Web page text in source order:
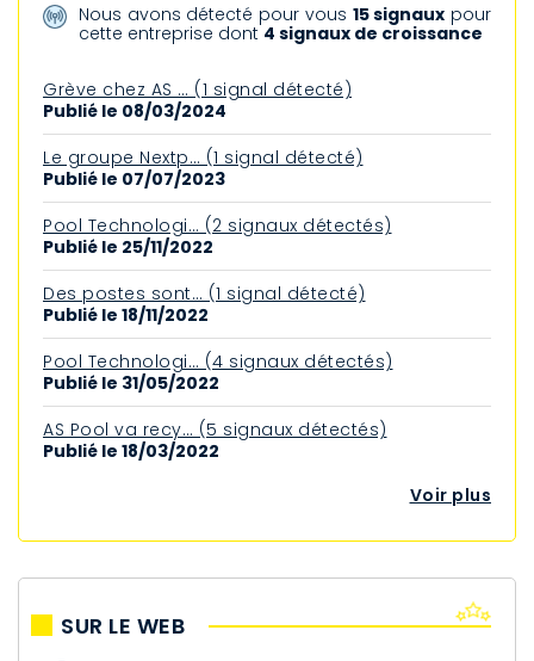
Nous avons détecté pour vous 15 signaux pour
cette entreprise dont4 signaux de croissance
Grève chez AS … (1 signal détecté)
Publié le 08/03/2024
Le groupe Nextp… (1 signal détecté)
Publié le 07/07/2023
Pool Technologi… (2 signaux détectés)
Publié le 25/11/2022
Des postes sont… (1 signal détecté)
Publié le 18/11/2022
Pool Technologi… (4 signaux détectés)
Publié le 31/05/2022
AS Pool va recy… (5 signaux détectés)
Publié le 18/03/2022
Voir plus
SUR LE WEB